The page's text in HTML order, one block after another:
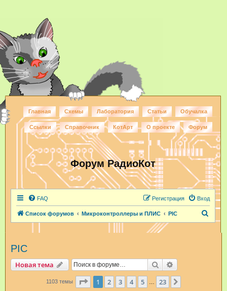
Главная Схемы Лаборатория Статьи Обучалка
Ссылки Справочник КотАрт О проекте Форум
Форум РадиоКот
FAQ Вход
Регистрация
Список форумов Микроконтроллеры и ПЛИС PIC
PIC
Новая тема Поиск
1103 темы Страница из 23
1 2 3 4 5 23